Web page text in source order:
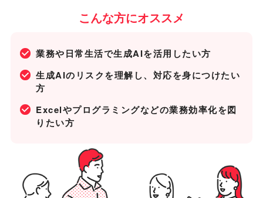
こんな方にオススメ
業務や日常生活で生成AIを活用したい方
生成AIのリスクを理解し、対応を身につけたい
方
Excelやプログラミングなどの業務効率化を図
りたい方